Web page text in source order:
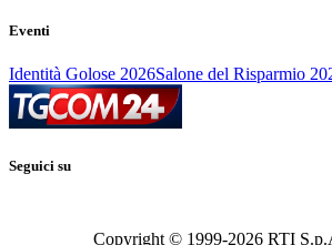
Eventi
Identità Golose 2026Salone del Risparmio
Seguici su
Copyright © 1999-2026 RTI